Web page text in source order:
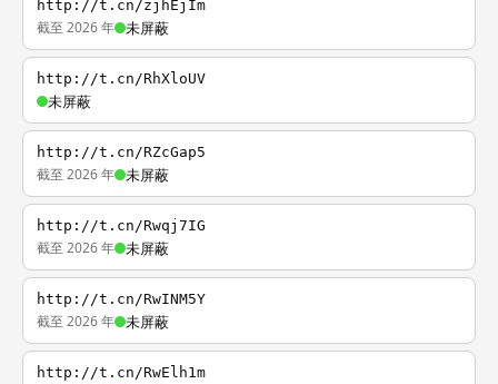
http://t.cn/zjhEjIm
截至 2026 年 未屏蔽
http://t.cn/RhXloUV
未屏蔽
http://t.cn/RZcGap5
截至 2026 年 未屏蔽
http://t.cn/Rwqj7IG
截至 2026 年 未屏蔽
http://t.cn/RwINM5Y
截至 2026 年 未屏蔽
http://t.cn/RwElh1m